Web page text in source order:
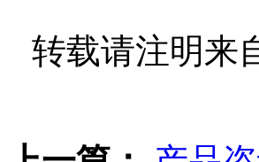
转载请注明来